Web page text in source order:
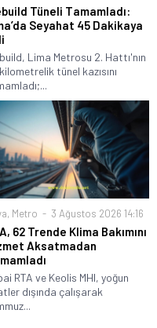
Tüneli Tamamladı:
Seyahat 45 Dakikaya
Lima Metrosu 2. Hattı'nın
tünel kazısını
, Metro 3 Ağustos 2026 14:16
62 Trende Klima Bakımını
Aksatmadan
RTA ve Keolis MHI, yoğun
dışında çalışarak